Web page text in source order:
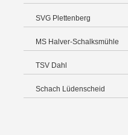
SVG Plettenberg
MS Halver-Schalksmühle
TSV Dahl
Schach Lüdenscheid